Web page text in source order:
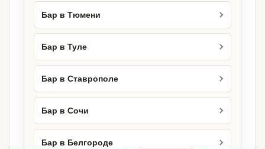
Бар в Тюмени
Бар в Туле
Бар в Ставрополе
Бар в Сочи
Бар в Белгороде